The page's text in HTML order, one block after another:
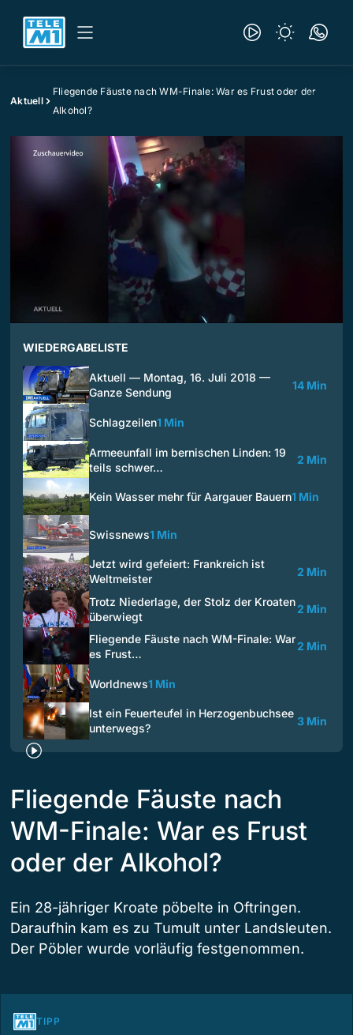
Aktuell
Fliegende Fäuste nach WM-Finale: War es Frust oder der
Alkohol?
WIEDERGABELISTE
Aktuell — Montag, 16. Juli 2018 —
Ganze Sendung
14 Min
Schlagzeilen1 Min
Armeeunfall im bernischen Linden: 19
teils schwer…
2 Min
Kein Wasser mehr für Aargauer Bauern1 Min
Swissnews1 Min
Jetzt wird gefeiert: Frankreich ist
Weltmeister
2 Min
Trotz Niederlage, der Stolz der Kroaten
überwiegt
2 Min
Fliegende Fäuste nach WM-Finale: War
es Frust…
2 Min
Worldnews1 Min
Ist ein Feuerteufel in Herzogenbuchsee
unterwegs?
3 Min
Fliegende Fäuste nach
WM-Finale: War es Frust
oder der Alkohol?
Ein 28-jähriger Kroate pöbelte in Oftringen.
Daraufhin kam es zu Tumult unter Landsleuten.
Der Pöbler wurde vorläufig festgenommen.
TIPP